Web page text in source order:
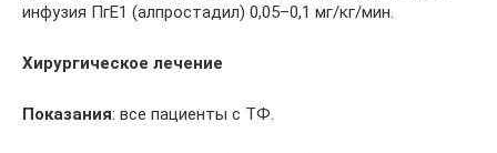
инфузия ПгЕ1 (алпростадил) 0,05–0,1 мг/кг/мин.
Хирургическое лечение
Показания: все пациенты с ТФ.